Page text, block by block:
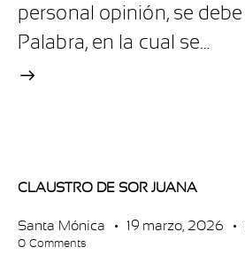
personal opinión, se
Palabra, en la cual se…
CLAUSTRO DE SOR JUANA
Santa Mónica 19 marzo, 2026
0 Comments